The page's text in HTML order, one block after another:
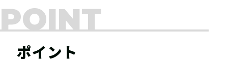
POINT
ポイント